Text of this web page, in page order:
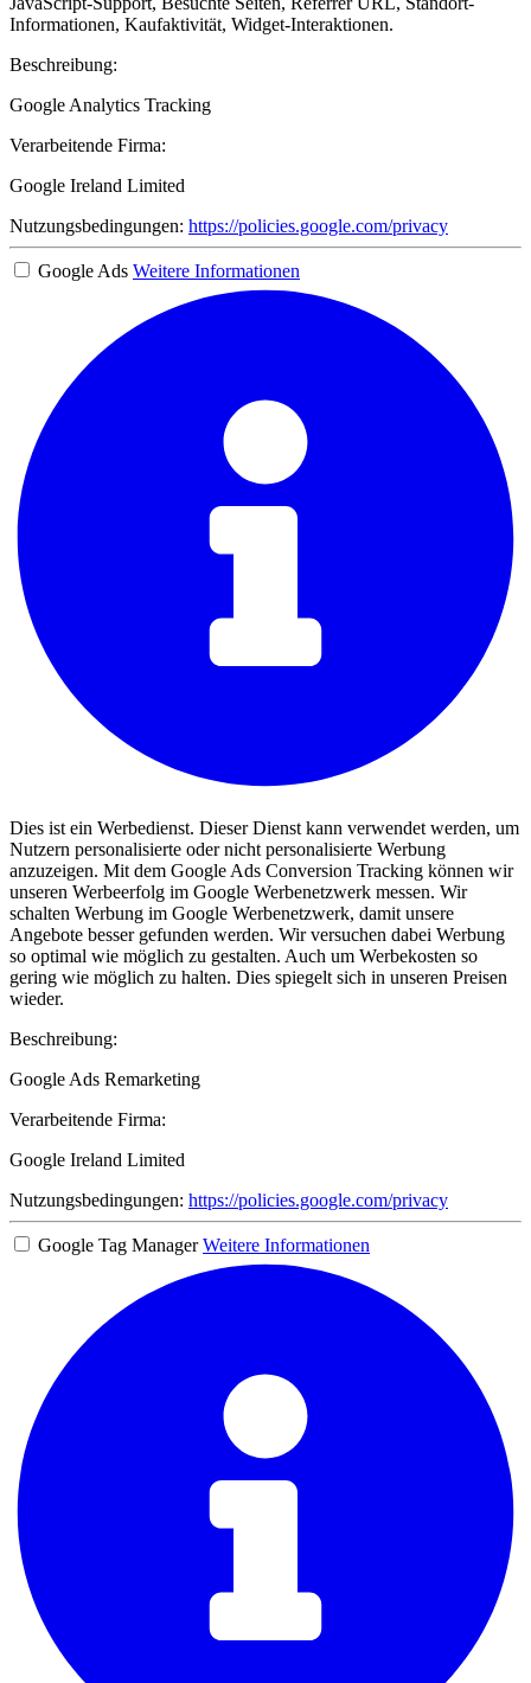
Informationen, Kaufaktivität, Widget-Interaktionen.
Beschreibung:
Google Analytics Tracking
Verarbeitende Firma:
Google Ireland Limited
Nutzungsbedingungen: https://policies.google.com/privacy
Google Ads Weitere Informationen
Dies ist ein Werbedienst. Dieser Dienst kann verwendet werden, um
Nutzern personalisierte oder nicht personalisierte Werbung
anzuzeigen. Mit dem Google Ads Conversion Tracking können wir
unseren Werbeerfolg im Google Werbenetzwerk messen. Wir
schalten Werbung im Google Werbenetzwerk, damit unsere
Angebote besser gefunden werden. Wir versuchen dabei Werbung
so optimal wie möglich zu gestalten. Auch um Werbekosten so
gering wie möglich zu halten. Dies spiegelt sich in unseren Preisen
wieder.
Beschreibung:
Google Ads Remarketing
Verarbeitende Firma:
Google Ireland Limited
Nutzungsbedingungen: https://policies.google.com/privacy
Google Tag Manager Weitere Informationen